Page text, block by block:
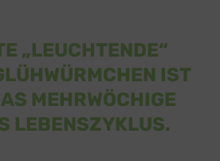
„LEUCHTENDE“
IST
MEHRWÖCHIGE
LEBENSZYKLUS.